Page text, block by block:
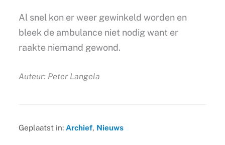
Al snel kon er weer gewinkeld worden en
bleek de ambulance niet nodig want er
raakte niemand gewond.
Auteur: Peter Langela
Geplaatst in: Archief, Nieuws